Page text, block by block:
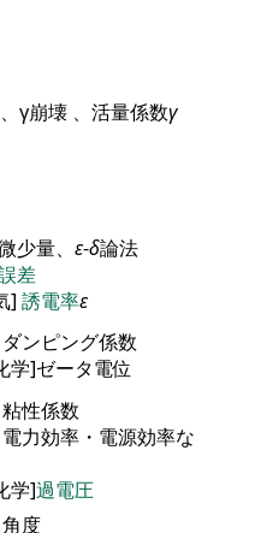
γ崩壊 、活量係数γ
少量、 ε-δ論法
差
] 誘電率ε
ンピング係数
学]ゼータ電位
性係数
力効率・電源効率な
学]過電圧
度